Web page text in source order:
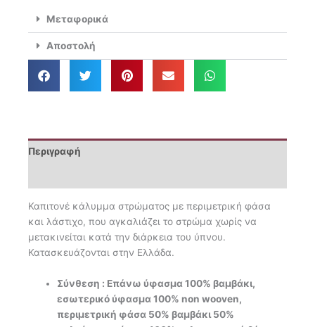
Κούνιας
ποσότητα
Μεταφορικά
Αποστολή
Περιγραφή
Καπιτονέ κάλυμμα στρώματος με περιμετρική φάσα
και λάστιχο, που αγκαλιάζει το στρώμα χωρίς να
μετακινείται κατά την διάρκεια του ύπνου.
Κατασκευάζονται στην Ελλάδα.
Σύνθεση : Eπάνω ύφασμα 100% βαμβάκι,
εσωτερικό ύφασμα 100% non wooven,
περιμετρική φάσα 50% βαμβάκι 50%